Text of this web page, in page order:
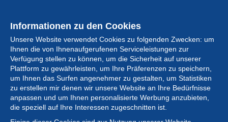
Informationen zu den Cookies
Unsere Website verwendet Cookies zu folgenden Zwecken: um
Ihnen die von Ihnenaufgerufenen Serviceleistungen zur
Verfügung stellen zu können, um die Sicherheit auf unserer
Plattform zu gewährleisten, um Ihre Präferenzen zu speichern,
um Ihnen das Surfen angenehmer zu gestalten, um Statistiken
zu erstellen mir denen wir unsere Website an Ihre Bedürfnisse
anpassen und um Ihnen personalisierte Werbung anzubieten,
die speziell auf Ihre Interessen zugeschnitten ist.
Sammlung